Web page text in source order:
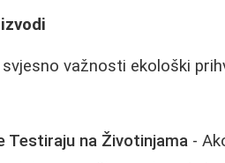
važnosti ekološki
Testiraju na Životinjama -